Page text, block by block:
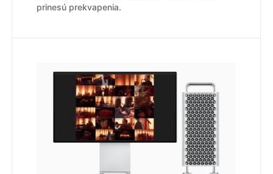
prinesú prekvapenia.